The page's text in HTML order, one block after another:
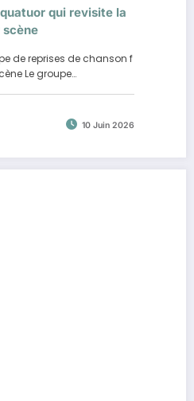
qui revisite la
scène
de reprises de chanson f
Le groupe…
10 Juin 2026